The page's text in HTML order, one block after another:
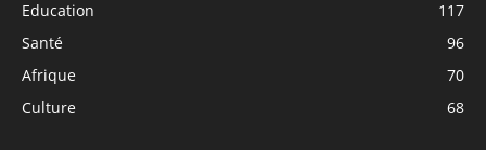
Education
117
Santé
96
Afrique
70
Culture
68